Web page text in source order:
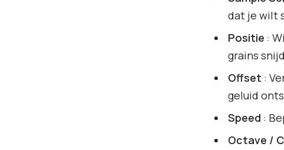
dat je wilt
Positie :
grains
Offset :
geluid
Speed :
Octave /